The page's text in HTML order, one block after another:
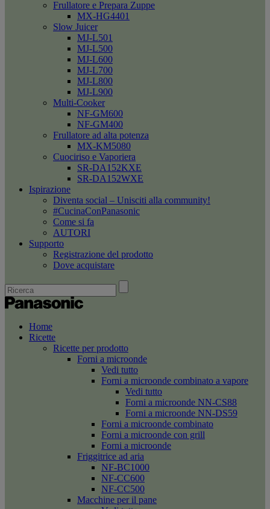
Frullatore e Prepara Zuppe
MX-HG4401
Slow Juicer
MJ-L501
MJ-L500
MJ-L600
MJ-L700
MJ-L800
MJ-L900
Multi-Cooker
NF-GM600
NF-GM400
Frullatore ad alta potenza
MX-KM5080
Cuociriso e Vaporiera
SR-DA152KXE
SR-DA152WXE
Ispirazione
Diventa social – Unisciti alla community!
#CucinaConPanasonic
Come si fa
AUTORI
Supporto
Registrazione del prodotto
Dove acquistare
Home
Ricette
Ricette per prodotto
Forni a microonde
Vedi tutto
Forni a microonde combinato a vapore
Vedi tutto
Forni a microonde NN-CS88
Forni a microonde NN-DS59
Forni a microonde combinato
Forni a microonde con grill
Forni a microonde
Friggitrice ad aria
NF-BC1000
NF-CC600
NF-CC500
Macchine per il pane